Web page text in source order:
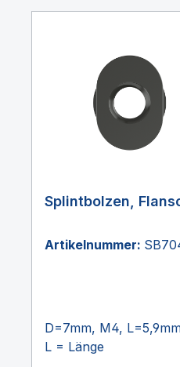
Splintbolzen,
Artikelnummer:
D=7mm, M4,
L = Länge